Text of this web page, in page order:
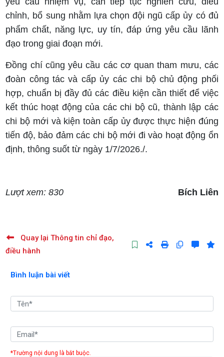
chỉnh, bổ sung nhằm lựa chọn đội ngũ cấp ủy có đủ
phẩm chất, năng lực, uy tín, đáp ứng yêu cầu lãnh
đạo trong giai đoạn mới.
Đồng chí cũng yêu cầu các cơ quan tham mưu, các
đoàn công tác và cấp ủy các chi bộ chủ động phối
hợp, chuẩn bị đầy đủ các điều kiện cần thiết để việc
kết thúc hoạt động của các chi bộ cũ, thành lập các
chi bộ mới và kiện toàn cấp ủy được thực hiện đúng
tiến độ, bảo đảm các chi bộ mới đi vào hoạt động ổn
định, thông suốt từ ngày 1/7/2026./.
Lượt xem: 830 Bích Liên
Quay lại Thông tin chỉ đạo,
điều hành
Bình luận bài viết
*Trường nội dung là bắt buộc.